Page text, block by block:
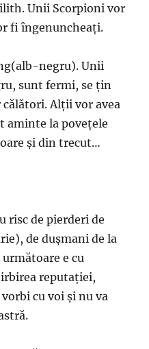
Unii Scorpioni vor
fi îngenuncheaţi.
negru). Unii
sunt fermi, se ţin
Alţii vor avea
aminte la poveţele
şi din trecut…
risc de pierderi de
de duşmani de la
e cu
reputaţiei,
cu voi şi nu va